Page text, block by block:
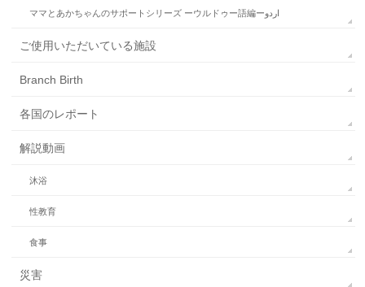
ママとあかちゃんのサポートシリーズ ーウルドゥー語編ーاردو
ご使用いただいている施設
Branch Birth
各国のレポート
解説動画
沐浴
性教育
食事
災害